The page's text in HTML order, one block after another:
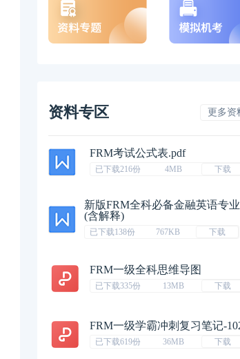
资料专区 更多资
FRM考试公式表.pdf
已下载216份 4MB 下载
新版FRM全科必备金融英语专
(含解释)
已下载138份 767KB 下载
FRM一级全科思维导图
已下载335份 13MB 下载
FRM一级学霸冲刺复习笔记-
已下载619份 36MB 下载